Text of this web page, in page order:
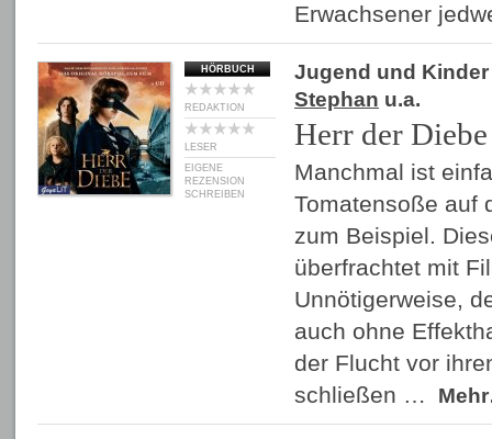
Erwachsener
HÖRBUCH
REDAKTION
LESER
EIGENE
REZENSION
SCHREIBEN
Jugend und Kinder
Stephan u.a.
Herr der Diebe
Manchmal ist
Tomatensoße auf
zum Beispiel.
überfrachtet mit
Unnötigerweise,
auch ohne
der Flucht vor
schließen …